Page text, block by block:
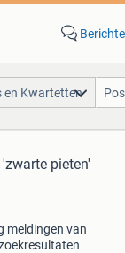
en Kwartetten
pieten'
meldingen van